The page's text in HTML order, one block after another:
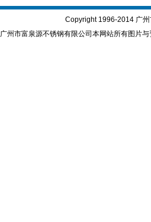
Copyright 1996-2014 广
广州市富泉源不锈钢有限公司本网站所有图片